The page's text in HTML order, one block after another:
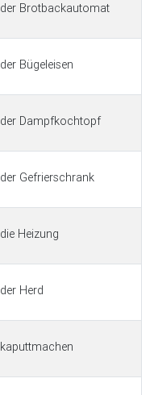
der Brotbackautomat
der Bügeleisen
der Dampfkochtopf
der Gefrierschrank
die Heizung
der Herd
kaputtmachen